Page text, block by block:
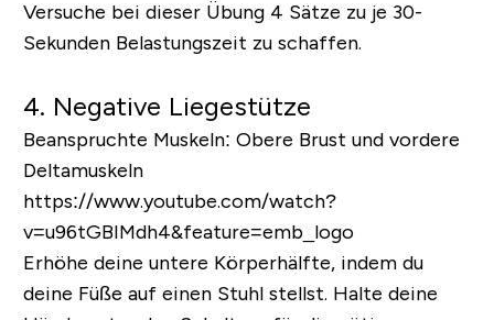
Versuche bei dieser Übung 4 Sätze zu je 30-
Sekunden Belastungszeit zu schaffen.
4. Negative Liegestütze
Beanspruchte Muskeln: Obere Brust und vordere
Deltamuskeln
https://www.youtube.com/watch?
v=u96tGBIMdh4&feature=emb_logo
Erhöhe deine untere Körperhälfte, indem du
deine Füße auf einen Stuhl stellst. Halte deine